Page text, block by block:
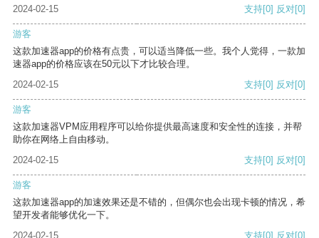
2024-02-15
支持[0] 反对[0]
游客
这款加速器app的价格有点贵，可以适当降低一些。我个人觉得，一款加
速器app的价格应该在50元以下才比较合理。
2024-02-15
支持[0] 反对[0]
游客
这款加速器VPM应用程序可以给你提供最高速度和安全性的连接，并帮
助你在网络上自由移动。
2024-02-15
支持[0] 反对[0]
游客
这款加速器app的加速效果还是不错的，但偶尔也会出现卡顿的情况，希
望开发者能够优化一下。
2024-02-15
支持[0] 反对[0]